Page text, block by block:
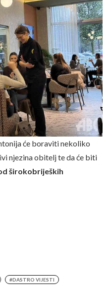
će boraviti nekoliko
njezina obitelj te da će biti
širokobrijeških
#DASTRO VIJESTI